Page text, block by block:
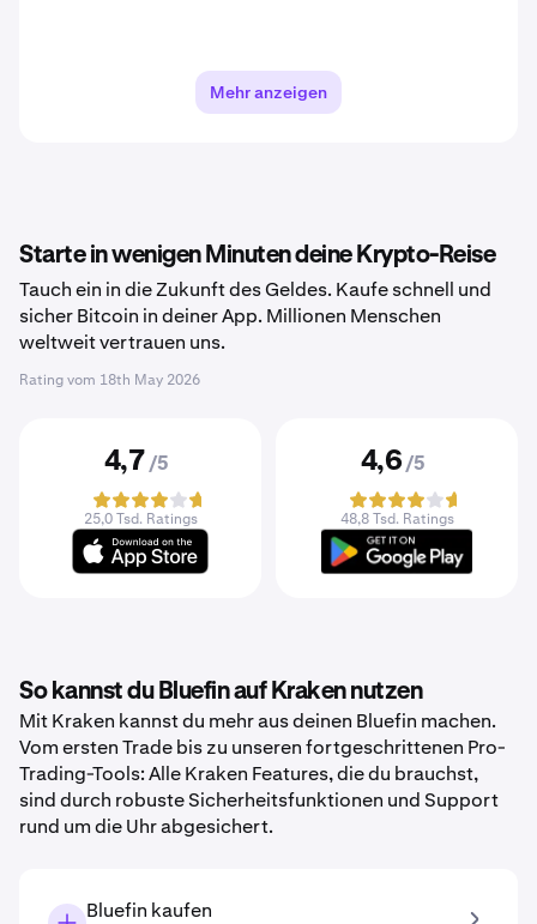
Mehr anzeigen
Starte in wenigen Minuten deine Krypto-Reise
Tauch ein in die Zukunft des Geldes. Kaufe schnell und
sicher Bitcoin in deiner App. Millionen Menschen
weltweit vertrauen uns.
Rating vom 18th May 2026
4,7 /5
25,0 Tsd. Ratings
4,6 /5
48,8 Tsd. Ratings
So kannst du Bluefin auf Kraken nutzen
Mit Kraken kannst du mehr aus deinen Bluefin machen.
Vom ersten Trade bis zu unseren fortgeschrittenen Pro-
Trading-Tools: Alle Kraken Features, die du brauchst,
sind durch robuste Sicherheitsfunktionen und Support
rund um die Uhr abgesichert.
Bluefin kaufen